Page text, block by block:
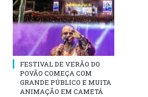
FESTIVAL DE VERÃO DO
POVÃO COMEÇA COM
GRANDE PÚBLICO E MUITA
ANIMAÇÃO EM CAMETÁ